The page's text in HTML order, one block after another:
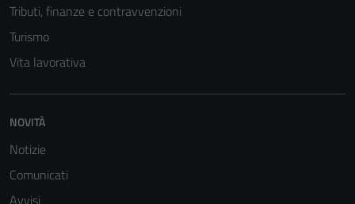
Tributi, finanze e contravvenzioni
Turismo
Vita lavorativa
NOVITÀ
Notizie
Comunicati
Avvisi